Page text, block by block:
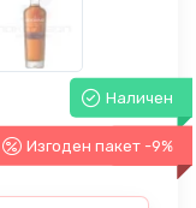
Наличен
-9%
Изгоден пакет -9%